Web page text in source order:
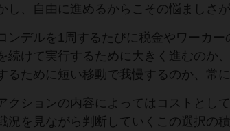
し、自由に進めるからこその悩ましさ
ンデルを1周するたびに税金やワーカ
続けて実行するために大きく進むのか
るために短い移動で我慢するのか、常
クションの内容によってはコストとし
況を見ながら判断していくこの選択の